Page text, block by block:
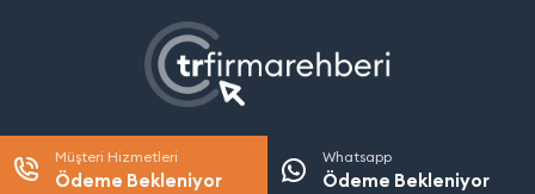
Müşteri Hizmetleri
Ödeme Bekleniyor
Whatsapp
Ödeme Bekleniyor